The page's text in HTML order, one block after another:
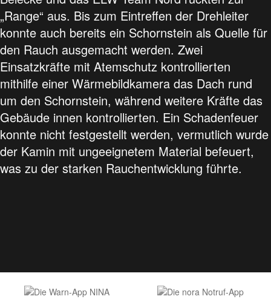
„Range“ aus. Bis zum Eintreffen der Drehleiter
konnte auch bereits ein Schornstein als Quelle für
den Rauch ausgemacht werden. Zwei
Einsatzkräfte mit Atemschutz kontrollierten
mithilfe einer Wärmebildkamera das Dach rund
um den Schornstein, während weitere Kräfte das
Gebäude innen kontrollierten. Ein Schadenfeuer
konnte nicht festgestellt werden, vermutlich wurde
der Kamin mit ungeeignetem Material befeuert,
was zu der starken Rauchentwicklung führte.